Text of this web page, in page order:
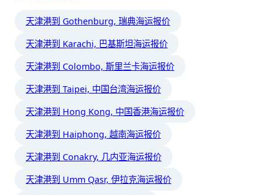
天津港到 Gothenburg, 瑞典海运报价
天津港到 Karachi, 巴基斯坦海运报价
天津港到 Colombo, 斯里兰卡海运报价
天津港到 Taipei, 中国台湾海运报价
天津港到 Hong Kong, 中国香港海运报价
天津港到 Haiphong, 越南海运报价
天津港到 Conakry, 几内亚海运报价
天津港到 Umm Qasr, 伊拉克海运报价